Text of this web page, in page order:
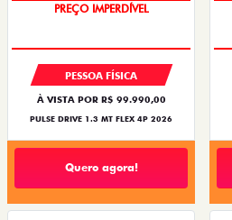
PREÇO IMPERDÍVEL
PESSOA FÍSICA
À VISTA POR R$ 99.990,00
PULSE DRIVE 1.3 MT FLEX 4P 2026
Quero agora!